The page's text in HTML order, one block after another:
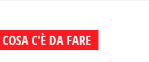
COSA C'È DA FARE